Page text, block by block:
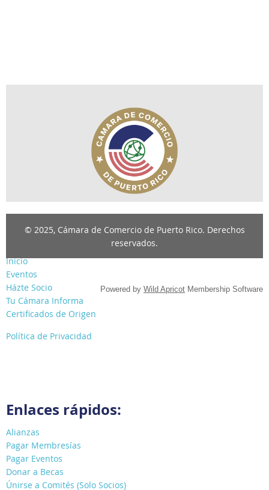
Inicio
Eventos
Házte Socio
Tu Cámara Informa
Certificados de Origen
Política de Privacidad
Enlaces rápidos:
Alianzas
Pagar Membresías
Pagar Eventos
Donar a Becas
Únirse a Comités (Solo Socios)
© 2025, Cámara de Comercio de Puerto Rico. Derechos
reservados.
Powered by Wild Apricot Membership Software